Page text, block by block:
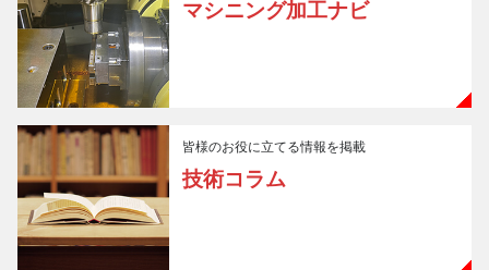
マシニング加工ナビ
皆様のお役に立てる情報を掲載
技術コラム